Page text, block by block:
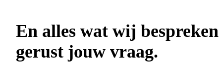
En alles wat wij
gerust jouw vraag.